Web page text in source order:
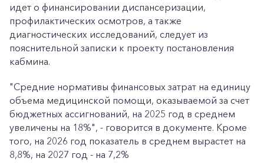
идет о финансировании диспансеризации,
профилактических осмотров, а также
диагностических исследований, следует из
пояснительной записки к проекту постановления
кабмина.
"Средние нормативы финансовых затрат на единицу
объема медицинской помощи, оказываемой за счет
бюджетных ассигнований, на 2025 год в среднем
увеличены на 18%", - говорится в документе. Кроме
того, на 2026 год показатель в среднем вырастет на
8,8%, на 2027 год - на 7,2%